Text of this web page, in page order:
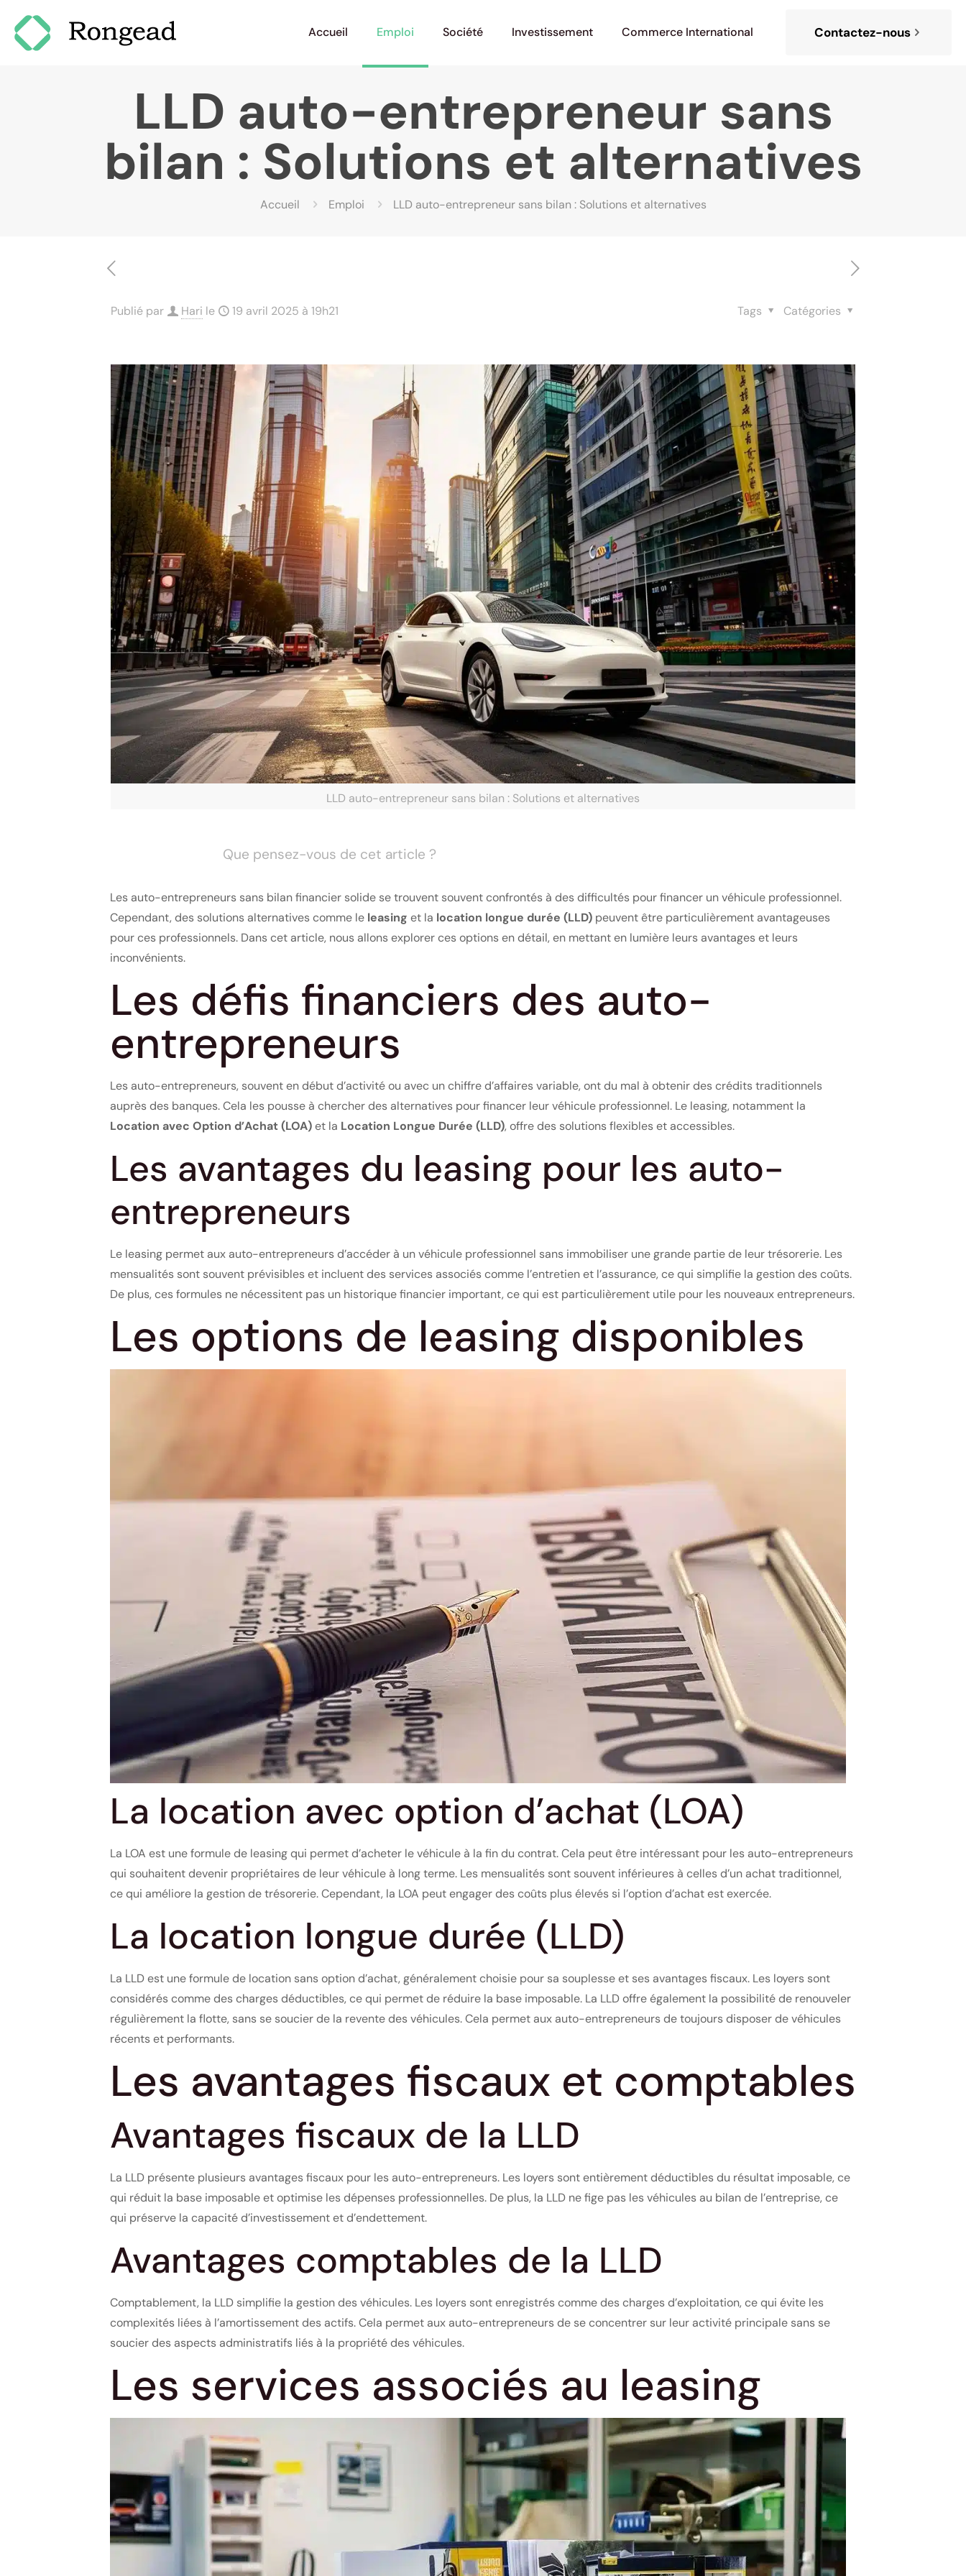
Accueil Emploi Société Investissement Commerce International Contactez-nous
LLD auto-entrepreneur sans
bilan : Solutions et alternatives
Accueil Emploi LLD auto-entrepreneur sans bilan : Solutions et alternatives
Publié par Hari le 19 avril 2025 à 19h21 Catégories
Tags
LLD auto-entrepreneur sans bilan : Solutions et alternatives
Que pensez-vous de cet article ?
Les auto-entrepreneurs sans bilan financier solide se trouvent souvent confrontés à des difficultés pour financer un véhicule professionnel.
Cependant, des solutions alternatives comme le leasing et la location longue durée (LLD)peuvent être particulièrement avantageuses
pour ces professionnels. Dans cet article, nous allons explorer ces options en détail, en mettant en lumière leurs avantages et leurs
inconvénients.
Les défis financiers des auto-
entrepreneurs
Les auto-entrepreneurs, souvent en début d’activité ou avec un chiffre d’affaires variable, ont du mal à obtenir des crédits traditionnels
auprès des banques. Cela les pousse à chercher des alternatives pour financer leur véhicule professionnel. Le leasing, notamment la
Location avec Option d’Achat (LOA)et la Location Longue Durée (LLD), offre des solutions flexibles et accessibles.
Les avantages du leasing pour les auto-
entrepreneurs
Le leasing permet aux auto-entrepreneurs d’accéder à un véhicule professionnel sans immobiliser une grande partie de leur trésorerie. Les
mensualités sont souvent prévisibles et incluent des services associés comme l’entretien et l’assurance, ce qui simplifie la gestion des coûts.
De plus, ces formules ne nécessitent pas un historique financier important, ce qui est particulièrement utile pour les nouveaux entrepreneurs.
Les options de leasing disponibles
La location avec option d’achat (LOA)
La LOA est une formule de leasing qui permet d’acheter le véhicule à la fin du contrat. Cela peut être intéressant pour les auto-entrepreneurs
qui souhaitent devenir propriétaires de leur véhicule à long terme. Les mensualités sont souvent inférieures à celles d’un achat traditionnel,
ce qui améliore la gestion de trésorerie. Cependant, la LOA peut engager des coûts plus élevés si l’option d’achat est exercée.
La location longue durée (LLD)
La LLD est une formule de location sans option d’achat, généralement choisie pour sa souplesse et ses avantages fiscaux. Les loyers sont
considérés comme des charges déductibles, ce qui permet de réduire la base imposable. La LLD offre également la possibilité de renouveler
régulièrement la flotte, sans se soucier de la revente des véhicules. Cela permet aux auto-entrepreneurs de toujours disposer de véhicules
récents et performants.
Les avantages fiscaux et comptables
Avantages fiscaux de la LLD
La LLD présente plusieurs avantages fiscaux pour les auto-entrepreneurs. Les loyers sont entièrement déductibles du résultat imposable, ce
qui réduit la base imposable et optimise les dépenses professionnelles. De plus, la LLD ne fige pas les véhicules au bilan de l’entreprise, ce
qui préserve la capacité d’investissement et d’endettement.
Avantages comptables de la LLD
Comptablement, la LLD simplifie la gestion des véhicules. Les loyers sont enregistrés comme des charges d’exploitation, ce qui évite les
complexités liées à l’amortissement des actifs. Cela permet aux auto-entrepreneurs de se concentrer sur leur activité principale sans se
soucier des aspects administratifs liés à la propriété des véhicules.
Les services associés au leasing